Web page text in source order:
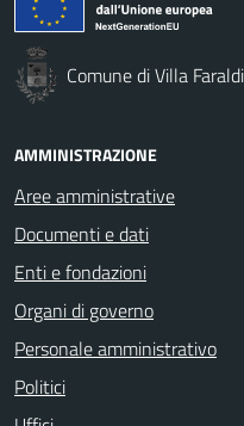
Comune di Villa Faraldi
AMMINISTRAZIONE
Aree amministrative
Documenti e dati
Enti e fondazioni
Organi di governo
Personale amministrativo
Politici